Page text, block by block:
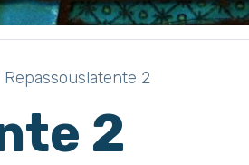
Repassouslatente 2
2